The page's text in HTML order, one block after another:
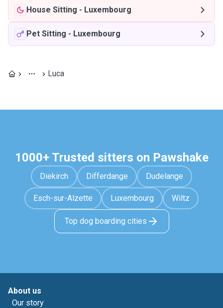
House Sitting - Luxembourg
Pet Sitting - Luxembourg
Luca
1000+ Trusted sitters on Pawshake
Diekirch Differdange Dudelange
Esch-sur-Alzette Luxembourg Wiltz
Top dog boarding cities
About us
Our story